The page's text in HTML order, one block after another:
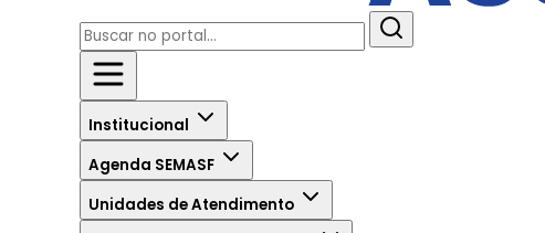
Institucional
Agenda SEMASF
Unidades de Atendimento